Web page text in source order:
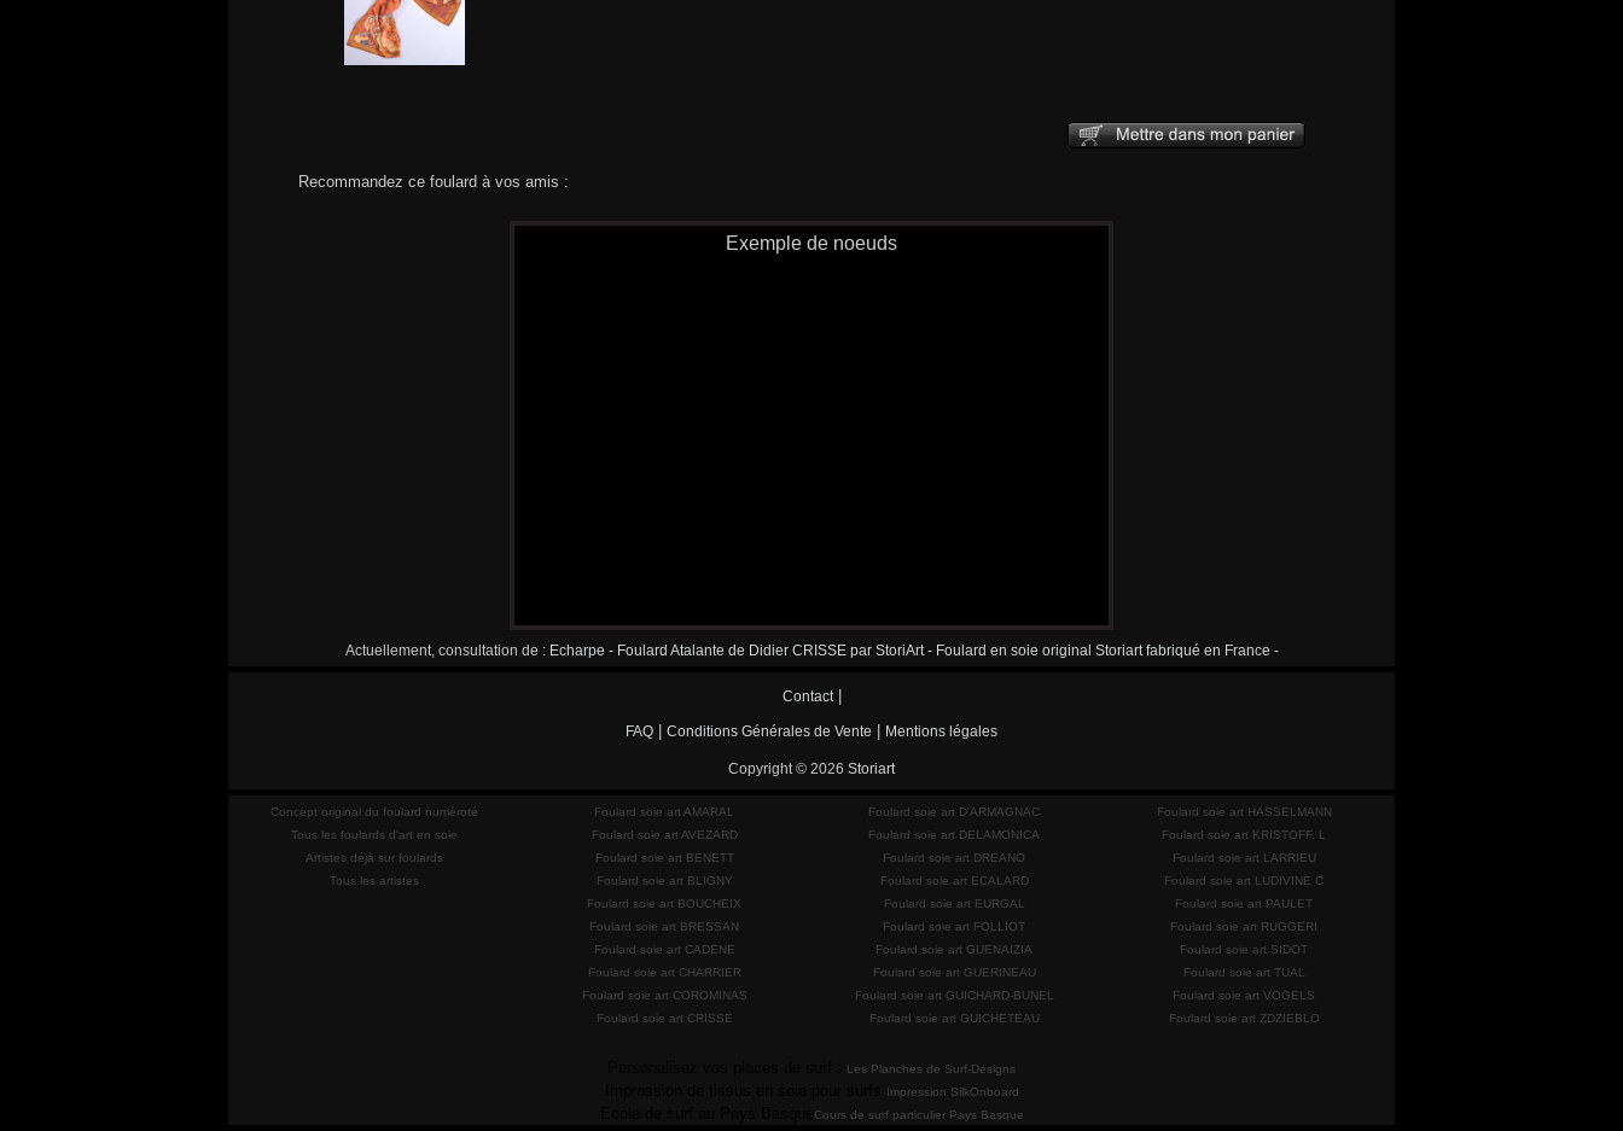
Recommandez ce foulard à vos amis :
Exemple de noeuds
Actuellement, consultation de : Echarpe - Foulard Atalante de Didier CRISSE par StoriArt - Foulard en soie original Storiart fabriqué en France -
Contact|
FAQ Conditions Générales de Vente Mentions légales
Copyright © 2026 Storiart
Concept original du foulard numéroté
Tous les foulards d'art en soie
Artistes déjà sur foulards
Tous les artistes
Foulard soie art AMARAL
Foulard soie art AVEZARD
Foulard soie art BENETT
Foulard soie art BLIGNY
Foulard soie art BOUCHEIX
Foulard soie art BRESSAN
Foulard soie art CADENE
Foulard soie art CHARRIER
Foulard soie art COROMINAS
Foulard soie art CRISSE
Foulard soie art D'ARMAGNAC
Foulard soie art DELAMONICA
Foulard soie art DREANO
Foulard soie art ECALARD
Foulard soie art EURGAL
Foulard soie art FOLLIOT
Foulard soie art GUENAIZIA
Foulard soie art GUERINEAU
Foulard soie art GUICHARD-BUNEL
Foulard soie art GUICHETEAU
Foulard soie art HASSELMANN
Foulard soie art KRISTOFF. L
Foulard soie art LARRIEU
Foulard soie art LUDIVINE C
Foulard soie art PAULET
Foulard soie art RUGGERI
Foulard soie art SIDOT
Foulard soie art TUAL
Foulard soie art VOGELS
Foulard soie art ZDZIEBLO
Les Planches de Surf-Designs
Impression SilkOnboard
Cours de surf particulier Pays Basque